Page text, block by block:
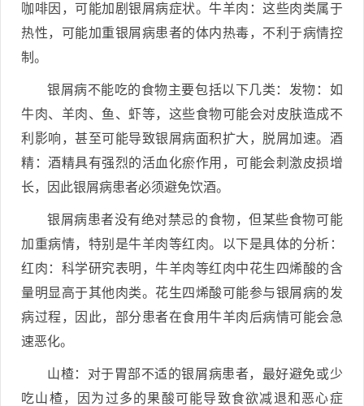
咖啡因，可能加剧银屑病症状。牛羊肉：这些肉类属于
热性，可能加重银屑病患者的体内热毒，不利于病情控
制。
银屑病不能吃的食物主要包括以下几类：发物：如
牛肉、羊肉、鱼、虾等，这些食物可能会对皮肤造成不
利影响，甚至可能导致银屑病面积扩大，脱屑加速。酒
精：酒精具有强烈的活血化瘀作用，可能会刺激皮损增
长，因此银屑病患者必须避免饮酒。
银屑病患者没有绝对禁忌的食物，但某些食物可能
加重病情，特别是牛羊肉等红肉。以下是具体的分析：
红肉：科学研究表明，牛羊肉等红肉中花生四烯酸的含
量明显高于其他肉类。花生四烯酸可能参与银屑病的发
病过程，因此，部分患者在食用牛羊肉后病情可能会急
速恶化。
山楂：对于胃部不适的银屑病患者，最好避免或少
吃山楂，因为过多的果酸可能导致食欲减退和恶心症